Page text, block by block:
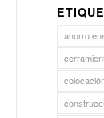
ahorro